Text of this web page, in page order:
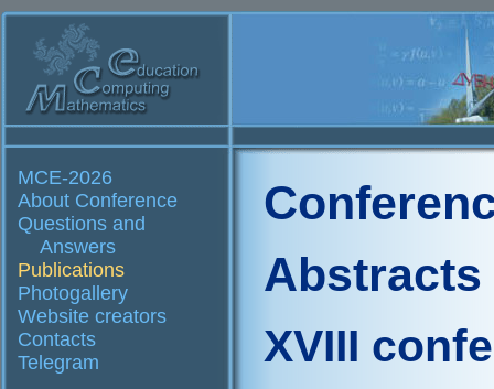
MCE-2026
About Conference
Questions and
Answers
Publications
Photogallery
Website creators
Contacts
Telegram
Abstracts
XVIII